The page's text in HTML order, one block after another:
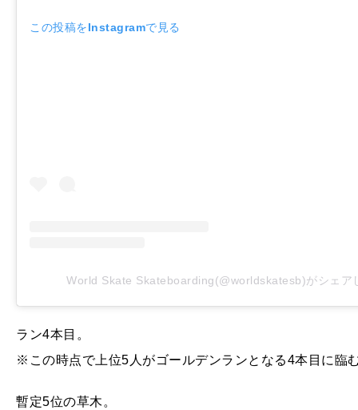
この投稿をInstagramで見る
World Skate Skateboarding(@worldskatesb)がシェア
ラン4本目。
※この時点で上位5人がゴールデンランとなる4本目に臨
暫定5位の草木。